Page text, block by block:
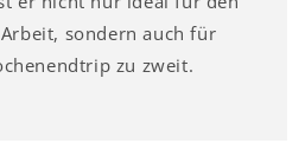
sondern auch für
zu zweit.